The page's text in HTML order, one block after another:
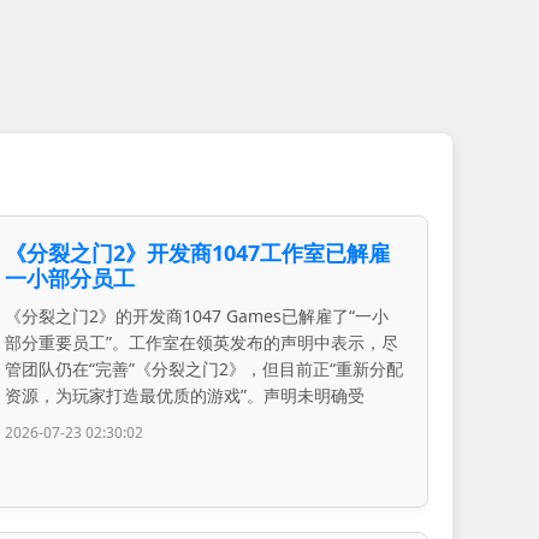
《分裂之门2》开发商1047工作室已解雇
一小部分员工
《分裂之门2》的开发商1047 Games已解雇了“一小
部分重要员工”。工作室在领英发布的声明中表示，尽
管团队仍在“完善”《分裂之门2》，但目前正“重新分配
资源，为玩家打造最优质的游戏”。声明未明确受
2026-07-23 02:30:02